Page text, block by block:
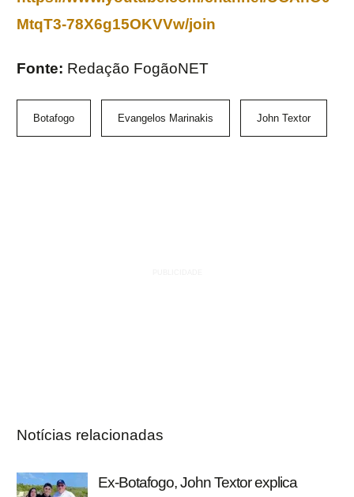
MtqT3-78X6g15OKVVw/join
Fonte: Redação FogãoNET
Botafogo Evangelos Marinakis John Textor
Notícias relacionadas
Ex-Botafogo, John Textor explica